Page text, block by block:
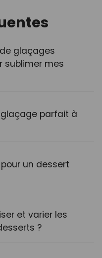
glaçages
sublimer mes
parfait à
un dessert
et varier les
?